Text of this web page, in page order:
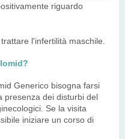
riguardo
l'infertilità maschile.
Generico bisogna farsi
presenza dei disturbi del
Se la visita
iniziare un corso di